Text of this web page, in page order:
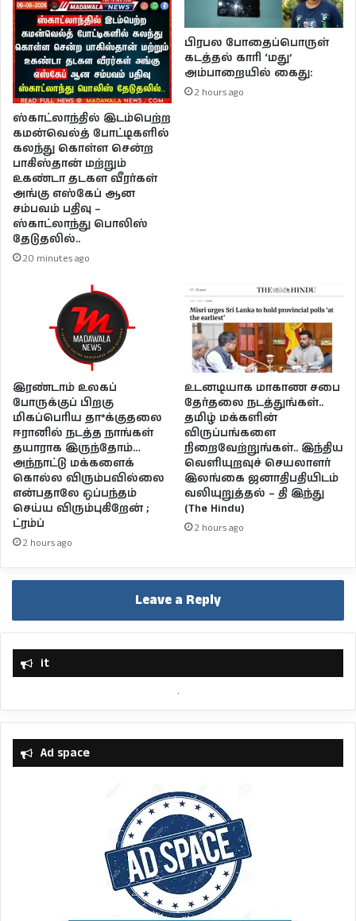
ஸ்காட்லாந்தில் இடம்பெற்ற
கமன்வெல்த் போட்டிகளில்
கலந்து கொள்ள சென்ற
பாகிஸ்தான் மற்றும்
உகண்டா தடகள வீரர்கள்
அங்கு எஸ்கேப் ஆன
சம்பவம் பதிவு –
ஸ்காட்லாந்து பொலிஸ்
தேடுதலில்..
20 minutes ago
பிரபல போதைப்பொருள்
கடத்தல் காரி ‘மது’
அம்பாறையில் கைது:
2 hours ago
இரண்டாம் உலகப்
போருக்குப் பிறகு
மிகப்பெரிய தா*க்குதலை
ஈரானில் நடத்த நாங்கள்
தயாராக இருந்தோம்…
அந்நாட்டு மக்களைக்
கொல்ல விரும்பவில்லை
என்பதாலே ஒப்பந்தம்
செய்ய விரும்புகிறேன் ;
ட்ரம்ப்
2 hours ago
உடனடியாக மாகாண சபை
தேர்தலை நடத்துங்கள்..
தமிழ் மக்களின்
விருப்பங்களை
நிறைவேற்றுங்கள்.. இந்திய
வெளியுறவுச் செயலாளர்
இலங்கை ஜனாதிபதியிடம்
வலியுறுத்தல் – தி இந்து
(The Hindu)
2 hours ago
Leave a Reply
it
Ad space